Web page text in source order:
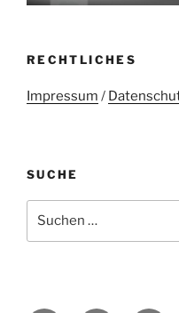
RECHTLICHES
Impressum /
SUCHE
nach: